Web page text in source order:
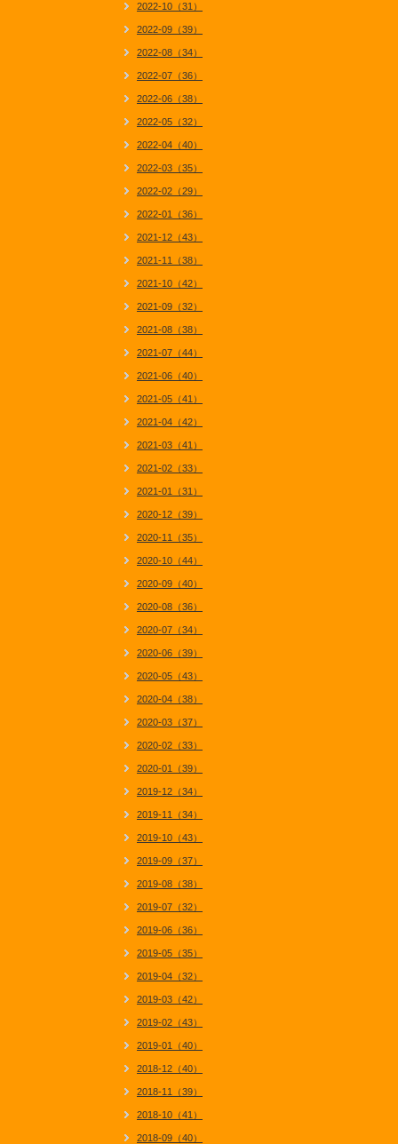
2022-10（31）
2022-09（39）
2022-08（34）
2022-07（36）
2022-06（38）
2022-05（32）
2022-04（40）
2022-03（35）
2022-02（29）
2022-01（36）
2021-12（43）
2021-11（38）
2021-10（42）
2021-09（32）
2021-08（38）
2021-07（44）
2021-06（40）
2021-05（41）
2021-04（42）
2021-03（41）
2021-02（33）
2021-01（31）
2020-12（39）
2020-11（35）
2020-10（44）
2020-09（40）
2020-08（36）
2020-07（34）
2020-06（39）
2020-05（43）
2020-04（38）
2020-03（37）
2020-02（33）
2020-01（39）
2019-12（34）
2019-11（34）
2019-10（43）
2019-09（37）
2019-08（38）
2019-07（32）
2019-06（36）
2019-05（35）
2019-04（32）
2019-03（42）
2019-02（43）
2019-01（40）
2018-12（40）
2018-11（39）
2018-10（41）
2018-09（40）